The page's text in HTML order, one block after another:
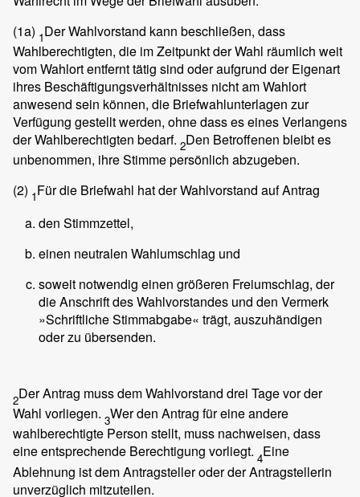
(1a) 1Der Wahlvorstand kann beschließen, dass
Wahlberechtigten, die im Zeitpunkt der Wahl räumlich weit
vom Wahlort entfernt tätig sind oder aufgrund der Eigenart
ihres Beschäftigungsverhältnisses nicht am Wahlort
anwesend sein können, die Briefwahlunterlagen zur
Verfügung gestellt werden, ohne dass es eines Verlangens
der Wahlberechtigten bedarf. 2Den Betroffenen bleibt es
unbenommen, ihre Stimme persönlich abzugeben.
(2) 1Für die Briefwahl hat der Wahlvorstand auf Antrag
den Stimmzettel,
einen neutralen Wahlumschlag und
soweit notwendig einen größeren Freiumschlag, der
die Anschrift des Wahlvorstandes und den Vermerk
»Schriftliche Stimmabgabe« trägt, auszuhändigen
oder zu übersenden.
2Der Antrag muss dem Wahlvorstand drei Tage vor der
Wahl vorliegen. 3Wer den Antrag für eine andere
wahlberechtigte Person stellt, muss nachweisen, dass
eine entsprechende Berechtigung vorliegt. 4Eine
Ablehnung ist dem Antragsteller oder der Antragstellerin
unverzüglich mitzuteilen.